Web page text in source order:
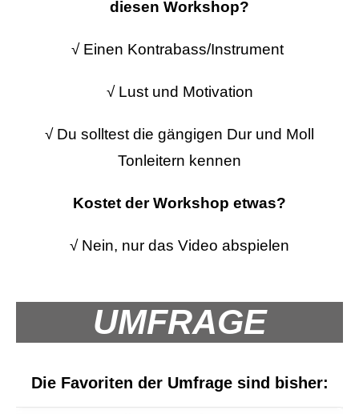
diesen Workshop?
√ Einen Kontrabass/Instrument
√ Lust und Motivation
√ Du solltest die gängigen Dur und Moll
Tonleitern kennen
Kostet der Workshop etwas?
√ Nein, nur das Video abspielen
UMFRAGE
Die Favoriten der Umfrage sind bisher: